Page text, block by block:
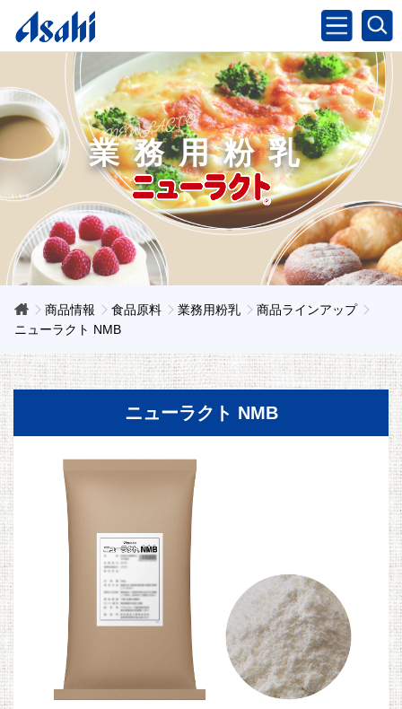
業務用粉乳
商品情報 食品原料 業務用粉乳
商品ラインアップ
ニューラクト NMB
ニューラクト NMB